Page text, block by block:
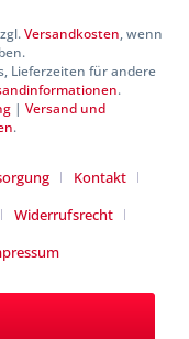
Versandkosten, wenn
Lieferzeiten für andere
.
| Versand und
.
Kontakt
Widerrufsrecht